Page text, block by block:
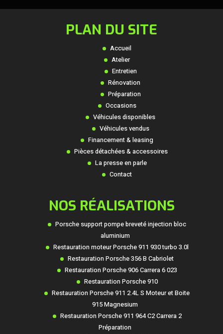
PLAN DU SITE
Accueil
Atelier
Entretien
Rénovation
Préparation
Occasions
Véhicules disponibles
Véhicules vendus
Financement & leasing
Pièces détachées & accessoires
La presse en parle
Contact
NOS RÉALISATIONS
Porsche support pompe breveté injection bloc
aluminium
Restauration moteur Porsche 911 930 turbo 3.0l
Restauration Porsche 356 B Cabriolet
Restauration Porsche 906 Carrera 6 023
Restauration Porsche 910
Restauration Porsche 911 2.4L S Moteur et Boite
915 Magnesium
Restauration Porsche 911 964 C2 Carrera 2
Préparation